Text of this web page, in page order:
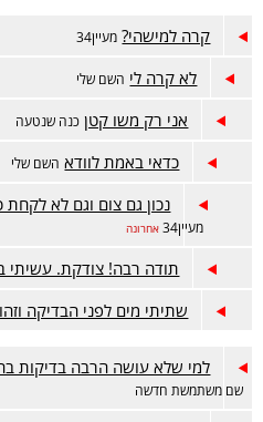
קרה למישהי? מעיין34
לא קרה לי השם שלי
אני רק משו קטן כנה שנטעה
כדאי באמת לוודא השם שלי
נכון גם צום וגם לא לקחת
מעיין34 אחרונה
תודה רבה! צודקת. עשיתי
שתיתי מים לפני הבדיקה וזהו
למי שלא עושה הרבה בדיקות
שם משתמשת חדשה